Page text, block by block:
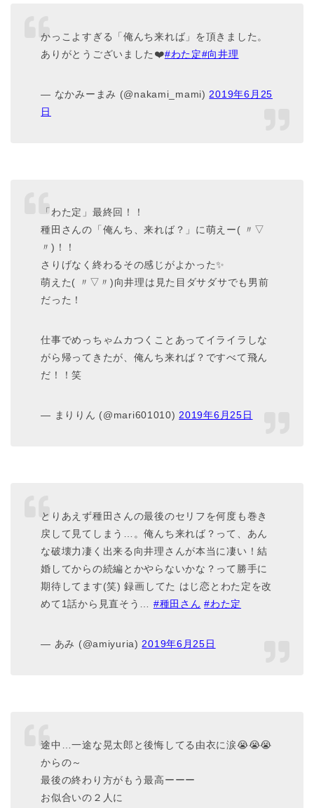
かっこよすぎる「俺んち来れば」を頂きました。
ありがとうございました❤️#わた定#向井理
— なかみーまみ (@nakami_mami) 2019年6月25
日
「わた定」最終回！！
種田さんの「俺んち、来れば？」に萌えー( 〃▽
〃)！！
さりげなく終わるその感じがよかった✨
萌えた( 〃▽〃)向井理は見た目ダサダサでも男前
だった！
仕事でめっちゃムカつくことあってイライラしな
がら帰ってきたが、俺んち来れば？ですべて飛ん
だ！！笑
— まりりん (@mari601010)2019年6月25日
とりあえず種田さんの最後のセリフを何度も巻き
戻して見てしまう…。俺んち来れば？って、あん
な破壊力凄く出来る向井理さんが本当に凄い！結
婚してからの続編とかやらないかな？って勝手に
期待してます(笑) 録画してた はじ恋とわた定を改
めて1話から見直そう… #種田さん #わた定
— あみ (@amiyuria) 2019年6月25日
途中…一途な晃太郎と後悔してる由衣に涙😭😭😭
からの～
最後の終わり方がもう最高ーーー
お似合いの２人に